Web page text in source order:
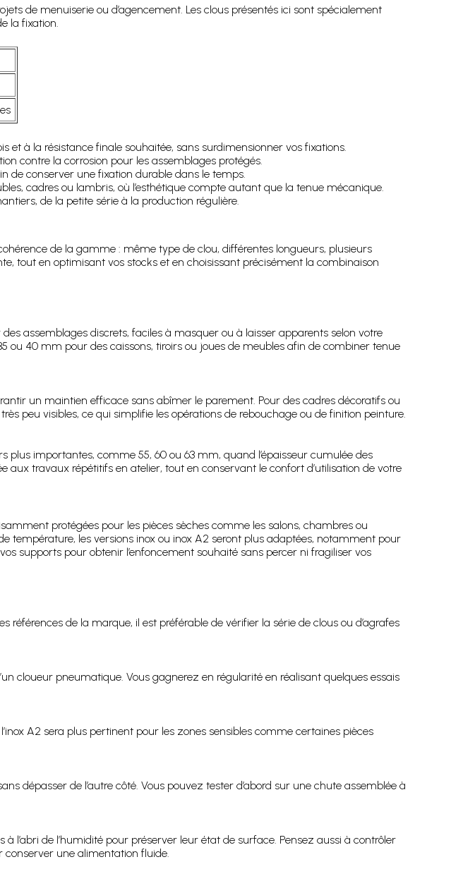
de menuiserie ou d’agencement. Les clous présentés ici sont spécialement
la fixation.
et à la résistance finale souhaitée, sans surdimensionner vos fixations.
contre la corrosion pour les assemblages protégés.
de conserver une fixation durable dans le temps.
cadres ou lambris, où l’esthétique compte autant que la tenue mécanique.
de la petite série à la production régulière.
de la gamme : même type de clou, différentes longueurs, plusieurs
tout en optimisant vos stocks et en choisissant précisément la combinaison
assemblages discrets, faciles à masquer ou à laisser apparents selon votre
ou 40 mm pour des caissons, tiroirs ou joues de meubles afin de combiner tenue
un maintien efficace sans abîmer le parement. Pour des cadres décoratifs ou
peu visibles, ce qui simplifie les opérations de rebouchage ou de finition peinture.
importantes, comme 55, 60 ou 63 mm, quand l’épaisseur cumulée des
aux travaux répétitifs en atelier, tout en conservant le confort d’utilisation de votre
protégées pour les pièces sèches comme les salons, chambres ou
température, les versions inox ou inox A2 seront plus adaptées, notamment pour
supports pour obtenir l’enfoncement souhaité sans percer ni fragiliser vos
références de la marque, il est préférable de vérifier la série de clous ou d’agrafes
cloueur pneumatique. Vous gagnerez en régularité en réalisant quelques essais
A2 sera plus pertinent pour les zones sensibles comme certaines pièces
dépasser de l’autre côté. Vous pouvez tester d’abord sur une chute assemblée à
l’abri de l’humidité pour préserver leur état de surface. Pensez aussi à contrôler
conserver une alimentation fluide.